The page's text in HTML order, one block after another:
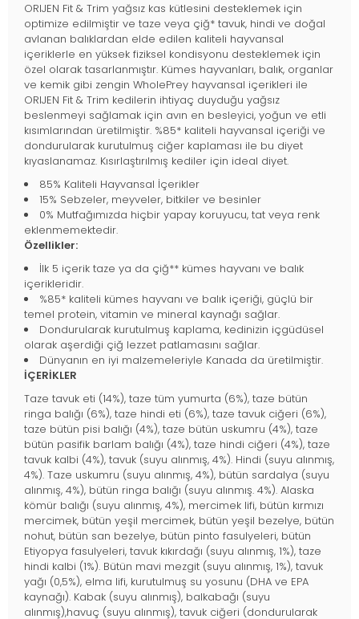
ORIJEN Fit & Trim yağsız kas kütlesini desteklemek için
optimize edilmiştir ve taze veya çiğ* tavuk, hindi ve doğal
avlanan balıklardan elde edilen kaliteli hayvansal
içeriklerle en yüksek fiziksel kondisyonu desteklemek için
özel olarak tasarlanmıştır. Kümes hayvanları, balık, organlar
ve kemik gibi zengin WholePrey hayvansal içerikleri ile
ORIJEN Fit & Trim kedilerin ihtiyaç duyduğu yağsız
beslenmeyi sağlamak için avın en besleyici, yoğun ve etli
kısımlarından üretilmiştir. %85* kaliteli hayvansal içeriği ve
dondurularak kurutulmuş ciğer kaplaması ile bu diyet
kıyaslanamaz. Kısırlaştırılmış kediler için ideal diyet.
85% Kaliteli Hayvansal İçerikler
15% Sebzeler, meyveler, bitkiler ve besinler
0% Mutfağımızda hiçbir yapay koruyucu, tat veya renk
eklenmemektedir.
Özellikler:
İlk 5 içerik taze ya da çiğ** kümes hayvanı ve balık
içerikleridir.
%85* kaliteli kümes hayvanı ve balık içeriği, güçlü bir
temel protein, vitamin ve mineral kaynağı sağlar.
Dondurularak kurutulmuş kaplama, kedinizin içgüdüsel
olarak aşerdiği çiğ lezzet patlamasını sağlar.
Dünyanın en iyi malzemeleriyle Kanada da üretilmiştir.
İÇERİKLER
Taze tavuk eti (14%), taze tüm yumurta (6%), taze bütün
ringa balığı (6%), taze hindi eti (6%), taze tavuk ciğeri (6%),
taze bütün pisi balığı (4%), taze bütün uskumru (4%), taze
bütün pasifik barlam balığı (4%), taze hindi ciğeri (4%), taze
tavuk kalbi (4%), tavuk (suyu alınmış, 4%). Hindi (suyu alınmış,
4%). Taze uskumru (suyu alınmış, 4%), bütün sardalya (suyu
alınmış, 4%), bütün ringa balığı (suyu alınmış. 4%). Alaska
kömür balığı (suyu alınmış, 4%), mercimek lifi, bütün kırmızı
mercimek, bütün yeşil mercimek, bütün yeşil bezelye, bütün
nohut, bütün san bezelye, bütün pinto fasulyeleri, bütün
Etiyopya fasulyeleri, tavuk kıkırdağı (suyu alınmış, 1%), taze
hindi kalbi (1%). Bütün mavi mezgit (suyu alınmış, 1%), tavuk
yağı (0,5%), elma lifi, kurutulmuş su yosunu (DHA ve EPA
kaynağı). Kabak (suyu alınmış), balkabağı (suyu
alınmış),havuç (suyu alınmış), tavuk ciğeri (dondurularak